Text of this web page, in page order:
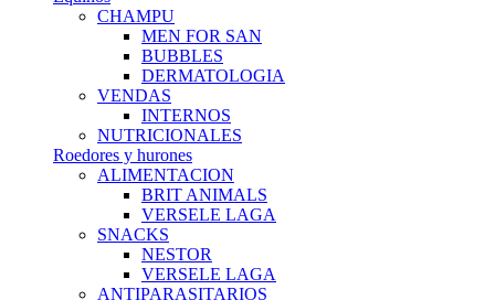
CHAMPU
MEN FOR SAN
BUBBLES
DERMATOLOGIA
VENDAS
INTERNOS
NUTRICIONALES
Roedores y hurones
ALIMENTACION
BRIT ANIMALS
VERSELE LAGA
SNACKS
NESTOR
VERSELE LAGA
ANTIPARASITARIOS